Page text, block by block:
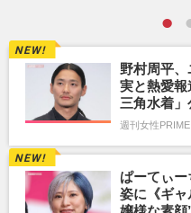
野村周平
実と熱愛
三角水着
週刊女性PRIME
ぱーてぃ
姿に《ギ